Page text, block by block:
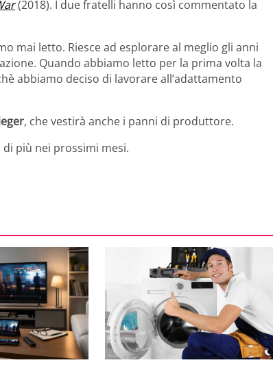
(2018). I due fratelli hanno così commentato la
mai letto. Riesce ad esplorare al meglio gli anni
Quando abbiamo letto per la prima volta la
abbiamo deciso di lavorare all’adattamento
, che vestirà anche i panni di produttore.
più nei prossimi mesi.